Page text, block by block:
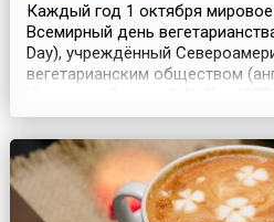
Каждый год 1 октября
Всемирный день
Day), учреждённый
вегетарианским обществом
поддержанный
союзом (англ. International
ежегодный праздник призван
информированность широко...